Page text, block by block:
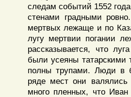
следам событий 1552
стенами градными
мертвых лежаще и по
лугу мертвии погании
рассказывается, что
были усеяны татарскими
полны трупами. Люди в
ряде мест они
много пленных, что Иван